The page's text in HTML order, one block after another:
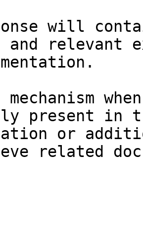
will
and relevant
present in
or